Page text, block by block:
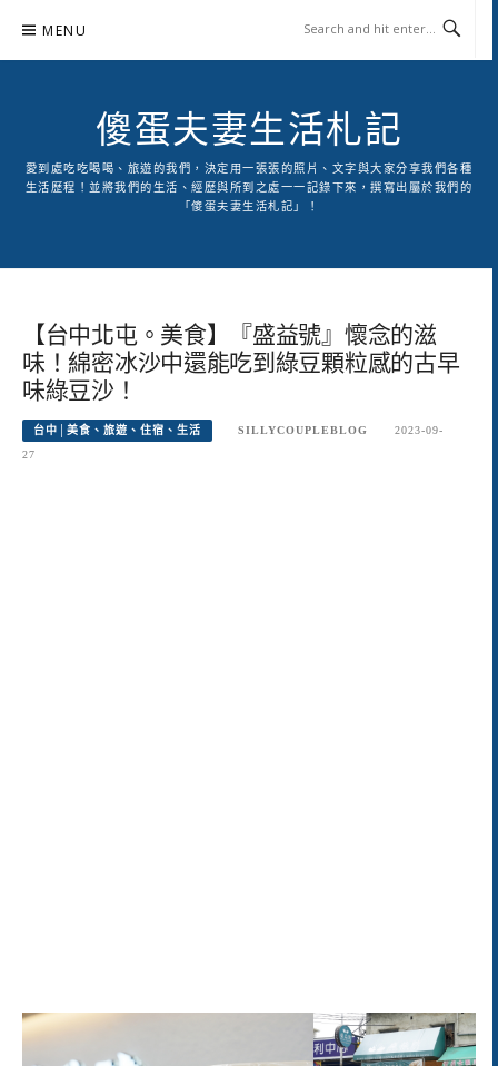
content
MENU
傻蛋夫妻生活札記
愛到處吃吃喝喝、旅遊的我們，決定用一張張的照片、文字與大家分享我們各種
生活歷程！並將我們的生活、經歷與所到之處一一記錄下來，撰寫出屬於我們的
「傻蛋夫妻生活札記」！
【台中北屯。美食】『盛益號』懷念的滋
味！綿密冰沙中還能吃到綠豆顆粒感的古早
味綠豆沙！
台中│美食、旅遊、住宿、生活 SILLYCOUPLEBLOG
2023-09-
27